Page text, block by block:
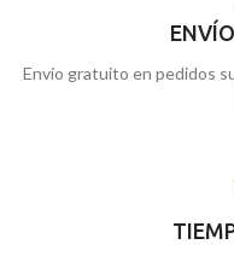
Envío gratuito en pedidos